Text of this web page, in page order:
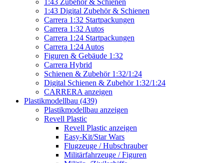
1:43 Zubehör & Schienen
1:43 Digital Zubehör & Schienen
Carrera 1:32 Startpackungen
Carrera 1:32 Autos
Carrera 1:24 Startpackungen
Carrera 1:24 Autos
Figuren & Gebäude 1:32
Carrera Hybrid
Schienen & Zubehör 1:32/1:24
Digital Schienen & Zubehör 1:32/1:24
CARRERA anzeigen
Plastikmodellbau (439)
Plastikmodellbau anzeigen
Revell Plastic
Revell Plastic anzeigen
Easy-Kit/Star Wars
Flugzeuge / Hubschrauber
Militärfahrzeuge / Figuren